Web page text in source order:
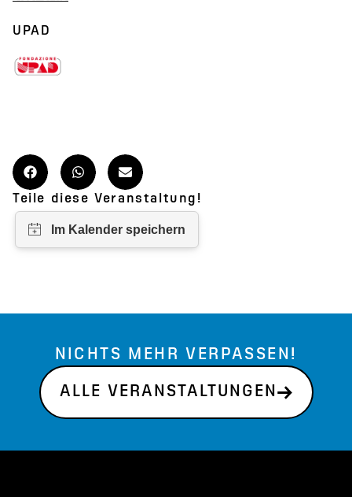
UPAD
Teile diese Veranstaltung!
NICHTS MEHR VERPASSEN!
ALLE VERANSTALTUNGEN